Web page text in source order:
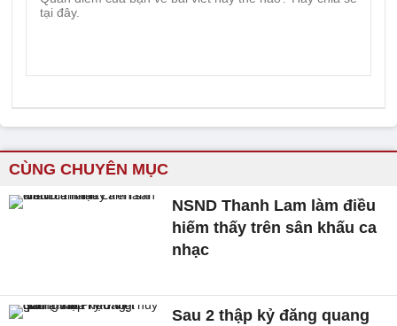
CÙNG CHUYÊN MỤC
NSND Thanh Lam làm điều
hiếm thấy trên sân khấu ca
nhạc
Sau 2 thập kỷ đăng quang